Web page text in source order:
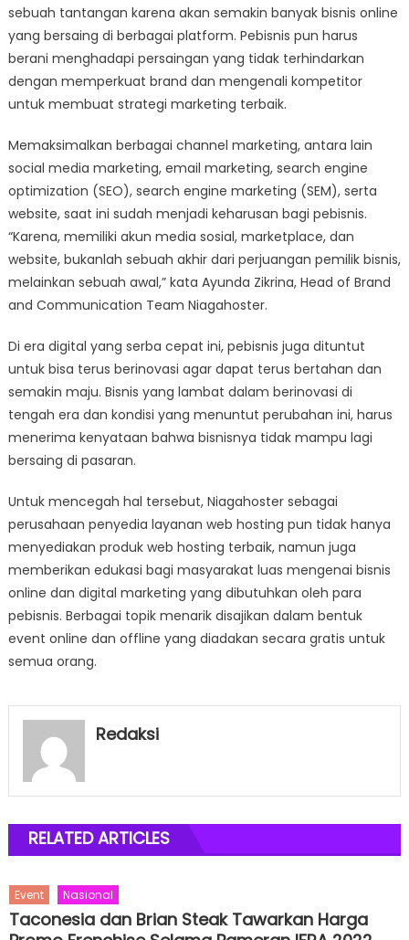
sebuah tantangan karena akan semakin banyak bisnis online
yang bersaing di berbagai platform. Pebisnis pun harus
berani menghadapi persaingan yang tidak terhindarkan
dengan memperkuat brand dan mengenali kompetitor
untuk membuat strategi marketing terbaik.
Memaksimalkan berbagai channel marketing, antara lain
social media marketing, email marketing, search engine
optimization (SEO), search engine marketing (SEM), serta
website, saat ini sudah menjadi keharusan bagi pebisnis.
“Karena, memiliki akun media sosial, marketplace, dan
website, bukanlah sebuah akhir dari perjuangan pemilik bisnis,
melainkan sebuah awal,” kata Ayunda Zikrina, Head of Brand
and Communication Team Niagahoster.
Di era digital yang serba cepat ini, pebisnis juga dituntut
untuk bisa terus berinovasi agar dapat terus bertahan dan
semakin maju. Bisnis yang lambat dalam berinovasi di
tengah era dan kondisi yang menuntut perubahan ini, harus
menerima kenyataan bahwa bisnisnya tidak mampu lagi
bersaing di pasaran.
Untuk mencegah hal tersebut, Niagahoster sebagai
perusahaan penyedia layanan web hosting pun tidak hanya
menyediakan produk web hosting terbaik, namun juga
memberikan edukasi bagi masyarakat luas mengenai bisnis
online dan digital marketing yang dibutuhkan oleh para
pebisnis. Berbagai topik menarik disajikan dalam bentuk
event online dan offline yang diadakan secara gratis untuk
semua orang.
Redaksi
RELATED ARTICLES
Event Nasional
Taconesia dan Brian Steak Tawarkan Harga